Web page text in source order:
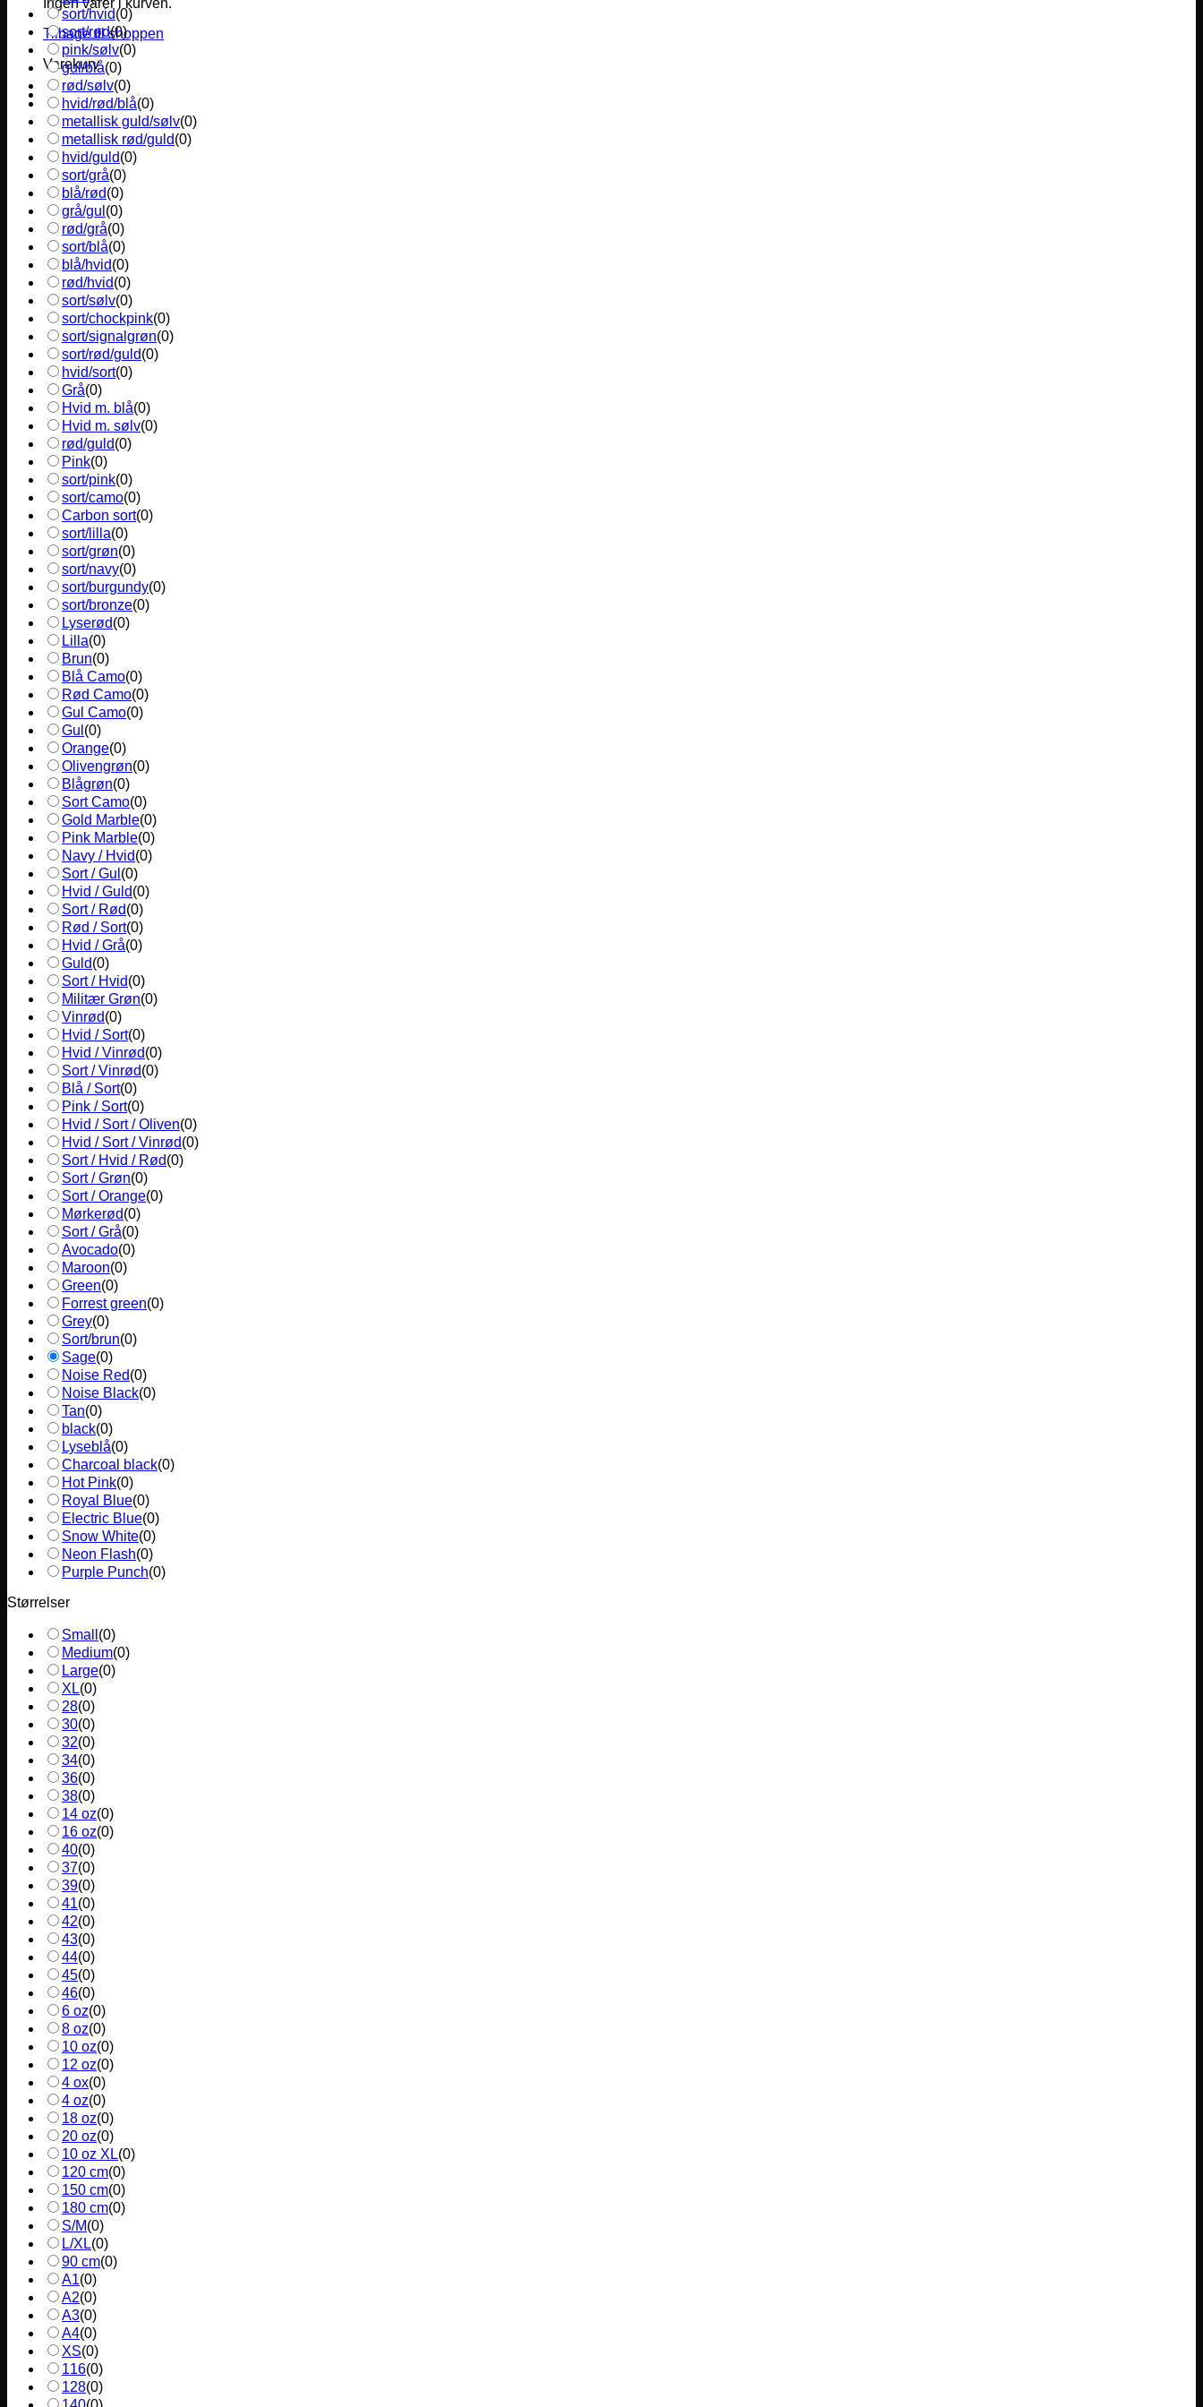
Ingen varer i kurven.
Tilbage til shoppen
Varekurv
sort/hvid(0)
sort/rød(0)
pink/sølv(0)
gul/blå(0)
rød/sølv(0)
hvid/rød/blå(0)
metallisk guld/sølv(0)
metallisk rød/guld(0)
hvid/guld(0)
sort/grå(0)
blå/rød(0)
grå/gul (0)
rød/grå(0)
sort/blå(0)
blå/hvid(0)
rød/hvid(0)
sort/sølv(0)
sort/chockpink(0)
sort/signalgrøn(0)
sort/rød/guld(0)
hvid/sort(0)
Grå(0)
Hvid m. blå(0)
Hvid m. sølv(0)
rød/guld(0)
Pink(0)
sort/pink(0)
sort/camo(0)
Carbon sort(0)
sort/lilla(0)
sort/grøn(0)
sort/navy(0)
sort/burgundy(0)
sort/bronze(0)
Lyserød(0)
Lilla(0)
Brun(0)
Blå Camo(0)
Rød Camo(0)
Gul Camo(0)
Gul (0)
Orange(0)
Olivengrøn(0)
Blågrøn(0)
Sort Camo(0)
Gold Marble(0)
Pink Marble(0)
Navy / Hvid(0)
Sort / Gul (0)
Hvid / Guld(0)
Sort / Rød(0)
Rød / Sort(0)
Hvid / Grå(0)
Guld(0)
Sort / Hvid(0)
Militær Grøn(0)
Vinrød(0)
Hvid / Sort(0)
Hvid / Vinrød(0)
Sort / Vinrød(0)
Blå / Sort(0)
Pink / Sort(0)
Hvid / Sort / Oliven(0)
Hvid / Sort / Vinrød(0)
Sort / Hvid / Rød(0)
Sort / Grøn(0)
Sort / Orange(0)
Mørkerød(0)
Sort / Grå(0)
Avocado(0)
Maroon(0)
Green(0)
Forrest green(0)
Grey(0)
Sort/brun(0)
Sage(0)
Noise Red(0)
Noise Black(0)
Tan(0)
black(0)
Lyseblå(0)
Charcoal black(0)
Hot Pink(0)
Royal Blue(0)
Electric Blue(0)
Snow White(0)
Neon Flash(0)
Purple Punch(0)
Størrelser
Small (0)
Medium(0)
Large(0)
XL(0)
28(0)
30(0)
32(0)
34(0)
36(0)
38(0)
14 oz(0)
16 oz(0)
40(0)
37(0)
39(0)
41(0)
42(0)
43(0)
44(0)
45(0)
46(0)
6 oz(0)
8 oz(0)
10 oz(0)
12 oz(0)
4 ox(0)
4 oz(0)
18 oz(0)
20 oz(0)
10 oz XL(0)
120 cm(0)
150 cm(0)
180 cm(0)
S/M(0)
L/XL(0)
90 cm(0)
A1(0)
A2(0)
A3(0)
A4(0)
XS(0)
116(0)
128(0)